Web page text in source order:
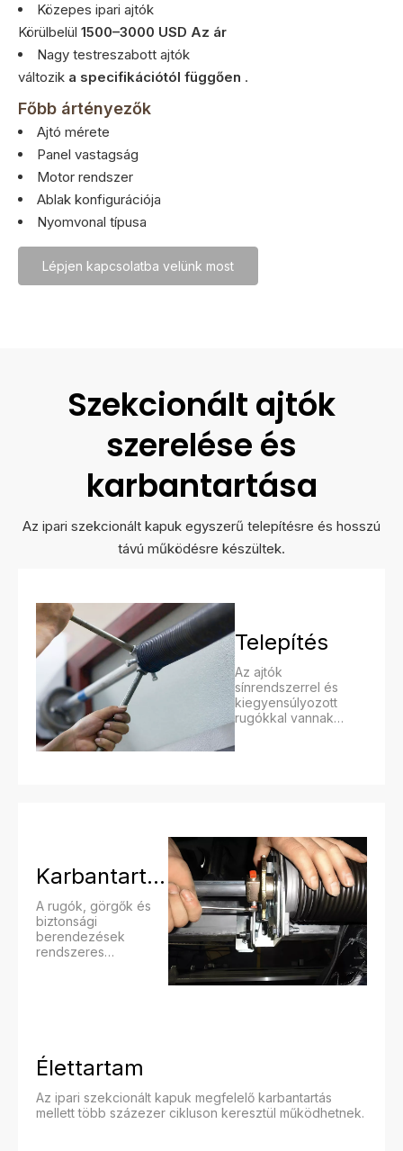
Közepes ipari ajtók
Körülbelül 1500–3000 USD Az ár
Nagy testreszabott ajtók
változik a specifikációtól függően .
Főbb ártényezők
Ajtó mérete
Panel vastagság
Motor rendszer
Ablak konfigurációja
Nyomvonal típusa
Lépjen kapcsolatba velünk most
Szekcionált ajtók
szerelése és
karbantartása
Az ipari szekcionált kapuk egyszerű telepítésre és hosszú
távú működésre készültek.
Telepítés​​​​​​​
Az ajtók
sínrendszerrel és
kiegyensúlyozott
rugókkal vannak
zökkenőmentes
Karbantartás
A rugók, görgők és
biztonsági
berendezések
rendszeres
Élettartam
Az ipari szekcionált kapuk megfelelő karbantartás
mellett több százezer cikluson keresztül működhetnek.